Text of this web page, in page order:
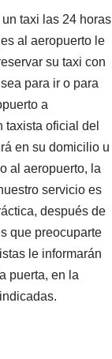
taxi las 24 horas
al aeropuerto le
su taxi con
para ir o para
a
taxista oficial del
en su domicilio u
al aeropuerto, la
servicio es
después de
que preocuparte
le informarán
puerta, en la